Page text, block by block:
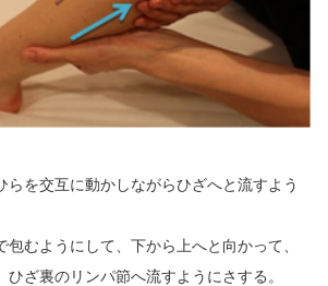
を交互に動かしながらひざへと流すよう
むようにして、下から上へと向かって、
ざ裏のリンパ節へ流すようにさする。